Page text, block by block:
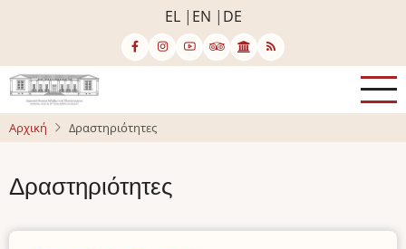
κυρίως
περιεχόμενο
EL EN DE
Αρχική Δραστηριότητες
Δραστηριότητες